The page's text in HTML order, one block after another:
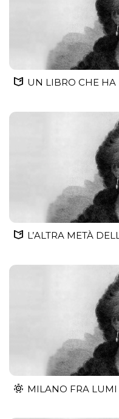
UN LIBRO CHE HA
L’ALTRA METÀ
MILANO FRA LUMI